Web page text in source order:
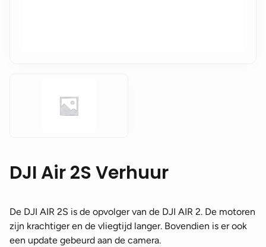
DJI Air 2S Verhuur
De DJI AIR 2S is de opvolger van de DJI AIR 2. De motoren
zijn krachtiger en de vliegtijd langer. Bovendien is er ook
een update gebeurd aan de camera.